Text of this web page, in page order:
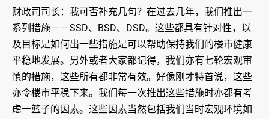
财政司司长：我可否补充几句？在过去几年，我们推出一
系列措施－－SSD、BSD、DSD。这些都具有针对性，以
及目标是如何出一些措施是可以帮助保持我们的楼市健康
平稳地发展。另外或者大家都记得，我们亦有七轮宏观审
慎的措施，这些所有都非常有效。好像刚才特首说，这些
亦令楼市平稳下来。我们每一次推出这些措施时亦都有考
虑一篮子的因素。这些因素当然包括我们当时宏观环境如